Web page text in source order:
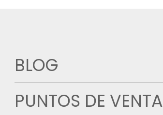
BLOG
PUNTOS DE VENTA